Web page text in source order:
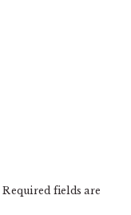
Required fields are